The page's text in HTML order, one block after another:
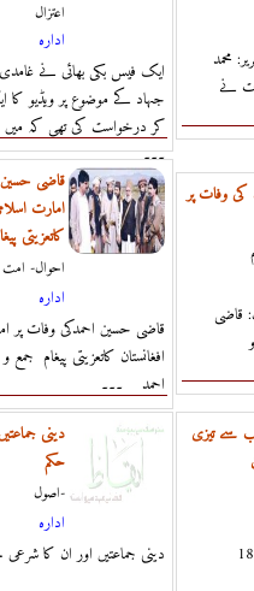
اعتزال
ادارہ
ایک فیس بکی بھائی نے
جہاد کے موضوع پر ویڈیو
کر درخواست کی تھی کہ
۔۔۔
محمد
نے
قاضی حسین
امارت
کاتعزیتی
احوال- امت
ادارہ
قاضی حسین احمدکی وفات پر
افغانستان کاتعزیتی پیغام جمع
احمد ۔۔۔
وفات پر
قاضی
دینی
حکم
اصول-
ادارہ
186 دینی جماعتیں اور ان کا
سے تیزی
سب سے تیزی سے